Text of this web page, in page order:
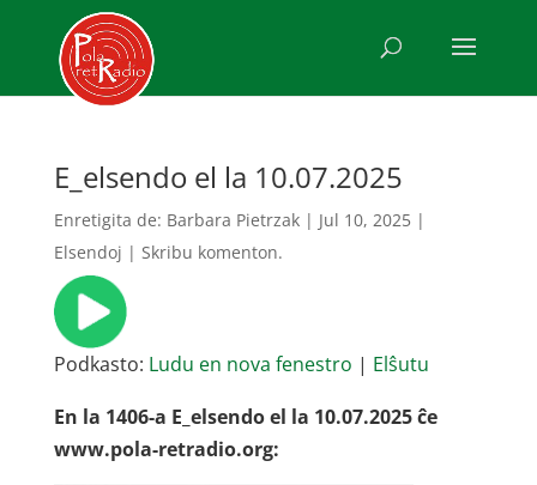
E_elsendo el la 10.07.2025
Enretigita de: Barbara Pietrzak| Jul 10, 2025|
Elsendoj | Skribu komenton.
Podkasto: Ludu en nova fenestro | Elŝutu
En la 1406-a E_elsendo el la 10.07.2025 ĉe
www.pola-retradio.org: